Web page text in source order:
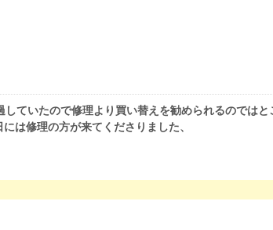
ていたので修理より買い替えを勧められるのではと
は修理の方が来てくださりました、